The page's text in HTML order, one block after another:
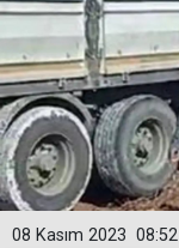
08:52
08 Kasım 2023